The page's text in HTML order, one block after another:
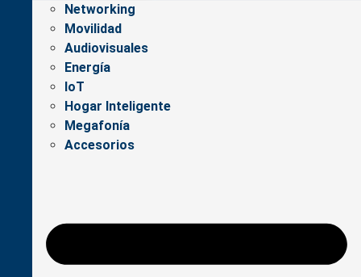
Networking
Movilidad
Audiovisuales
Energía
IoT
Hogar Inteligente
Megafonía
Accesorios